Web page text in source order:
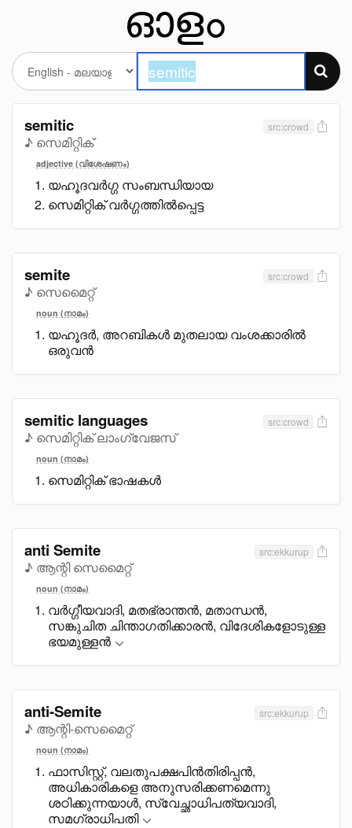
semitic
♪ സെമിറ്റിക്
src:crowd
adjective (വിശേഷണം)
യഹൂദവർഗ്ഗ സംബന്ധിയായ
സെമിറ്റിക് വർഗ്ഗത്തിൽപ്പെട്ട
semite
♪ സെമൈറ്റ്
src:crowd
noun (നാമം)
യഹൂദർ, അറബികൾ മുതലായ വംശക്കാരിൽ
ഒരുവൻ
semitic languages
♪ സെമിറ്റിക് ലാംഗ്വേജസ്
src:crowd
noun (നാമം)
സെമിറ്റിക് ഭാഷകൾ
anti Semite
♪ ആന്റി സെമൈറ്റ്
src:ekkurup
noun (നാമം)
വർഗ്ഗീയവാദി, മതഭ്രാന്തൻ, മതാന്ധൻ,
സങ്കുചിത ചിന്താഗതിക്കാരൻ, വിദേശികളോടുള്ള
ഭയമുള്ളൻ
anti-Semite
♪ ആന്റി-സെമൈറ്റ്
src:ekkurup
noun (നാമം)
ഫാസിസ്റ്റ്, വലതുപക്ഷപിൻതിരിപ്പൻ,
അധികാരികളെ അനുസരിക്കണമെന്നു
ശഠിക്കുന്നയാൾ, സ്വേച്ഛാധിപത്യവാദി,
സമഗ്രാധിപതി